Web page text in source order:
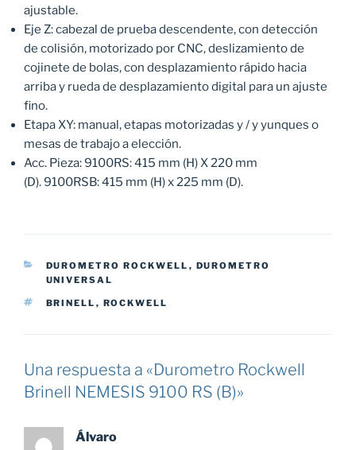
ajustable.
Eje Z: cabezal de prueba descendente, con detección
de colisión, motorizado por CNC, deslizamiento de
cojinete de bolas, con desplazamiento rápido hacia
arriba y rueda de desplazamiento digital para un ajuste
fino.
Etapa XY: manual, etapas motorizadas y / y yunques o
mesas de trabajo a elección.
Acc. Pieza: 9100RS: 415 mm (H) X 220 mm
(D). 9100RSB: 415 mm (H) x 225 mm (D).
CATEGORÍAS
DUROMETRO ROCKWELL , DUROMETRO
UNIVERSAL
ETIQUETAS
BRINELL , ROCKWELL
Una respuesta a «Durometro Rockwell
Brinell NEMESIS 9100 RS (B)»
Álvaro